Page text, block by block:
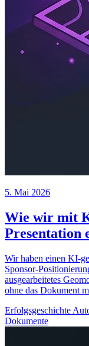
5. Mai 2026
Wie wir mit
Presentation
Wir haben einen KI-
Sponsor-
ausgearbeitetes
ohne das Dokument
Erfolgsgeschichte
Dokumente